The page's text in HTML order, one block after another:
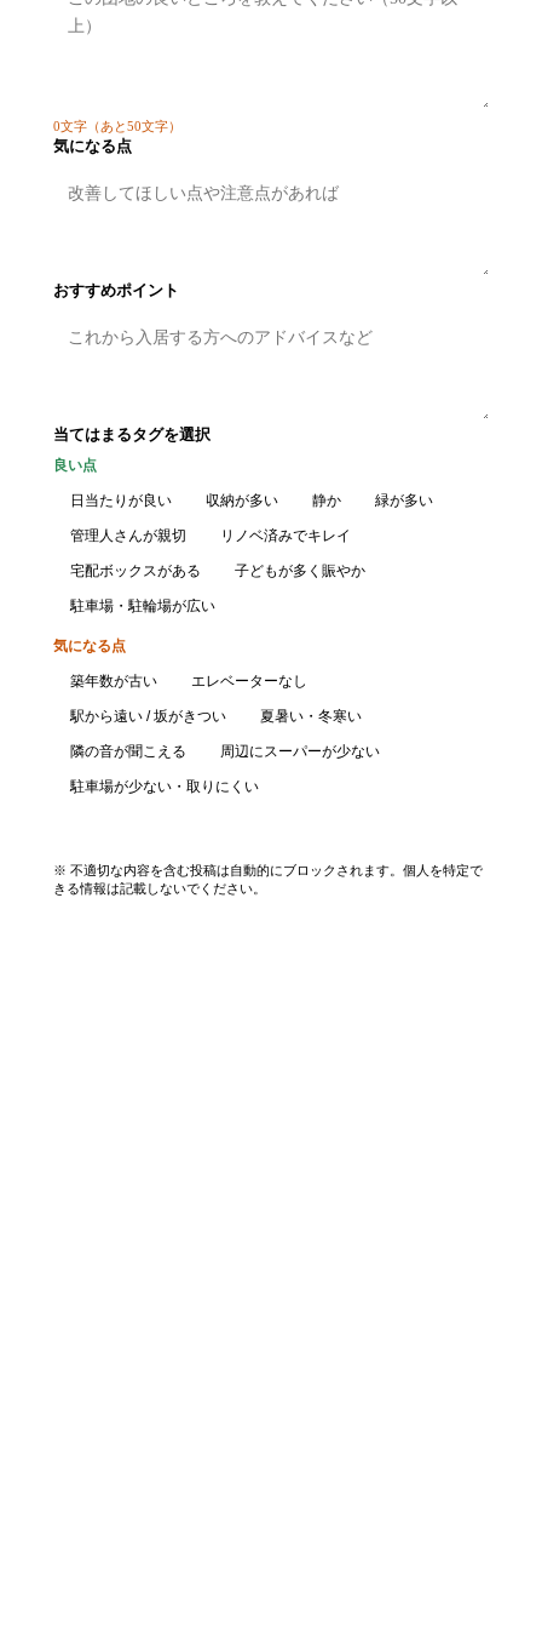
0文字 （あと50文字）
気になる点
おすすめポイント
当てはまるタグを選択
良い点
日当たりが良い 収納が多い 静か 緑が多い
管理人さんが親切 リノベ済みでキレイ
宅配ボックスがある 子どもが多く賑やか
駐車場・駐輪場が広い
気になる点
築年数が古い エレベーターなし
駅から遠い / 坂がきつい 夏暑い・冬寒い
隣の音が聞こえる 周辺にスーパーが少ない
駐車場が少ない・取りにくい
※ 不適切な内容を含む投稿は自動的にブロックされます。個人を特定で
きる情報は記載しないでください。